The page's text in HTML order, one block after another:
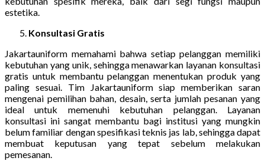
estetika.
Konsultasi Gratis
Jakartauniform memahami bahwa setiap pelanggan memiliki
kebutuhan yang unik, sehingga menawarkan layanan konsultasi
gratis untuk membantu pelanggan menentukan produk yang
paling sesuai. Tim Jakartauniform siap memberikan saran
mengenai pemilihan bahan, desain, serta jumlah pesanan yang
ideal untuk memenuhi kebutuhan pelanggan. Layanan
konsultasi ini sangat membantu bagi institusi yang mungkin
belum familiar dengan spesifikasi teknis jas lab, sehingga dapat
membuat keputusan yang tepat sebelum melakukan
pemesanan.